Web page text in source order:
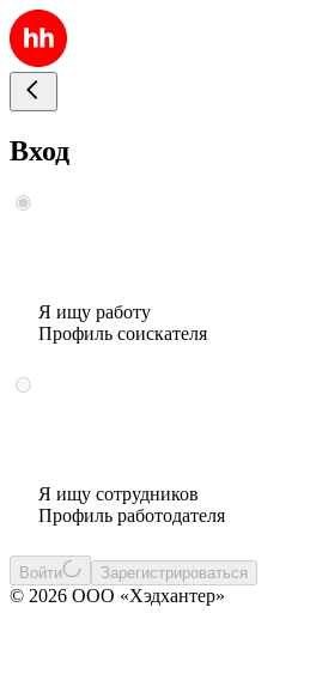
Вход
Я ищу работу
Профиль соискателя
Я ищу сотрудников
Профиль работодателя
Войти Зарегистрироваться
© 2026 ООО «Хэдхантер»